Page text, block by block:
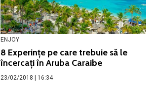
ENJOY
8 Experințe pe care trebuie să le
încercați în Aruba Caraibe
23/02/2018 | 16:34